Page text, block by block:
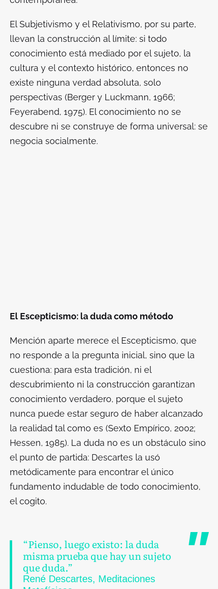
El Subjetivismo y el Relativismo, por su parte,
llevan la construcción al límite: si todo
conocimiento está mediado por el sujeto, la
cultura y el contexto histórico, entonces no
existe ninguna verdad absoluta, solo
perspectivas (Berger y Luckmann, 1966;
Feyerabend, 1975). El conocimiento no se
descubre ni se construye de forma universal: se
negocia socialmente.
El Escepticismo: la duda como método
Mención aparte merece el Escepticismo, que
no responde a la pregunta inicial, sino que la
cuestiona: para esta tradición, ni el
descubrimiento ni la construcción garantizan
conocimiento verdadero, porque el sujeto
nunca puede estar seguro de haber alcanzado
la realidad tal como es (Sexto Empírico, 2002;
Hessen, 1985). La duda no es un obstáculo sino
el punto de partida: Descartes la usó
metódicamente para encontrar el único
fundamento indudable de todo conocimiento,
el cogito.
“Pienso, luego existo: la duda
misma prueba que hay un sujeto
que duda.”
René Descartes, Meditaciones